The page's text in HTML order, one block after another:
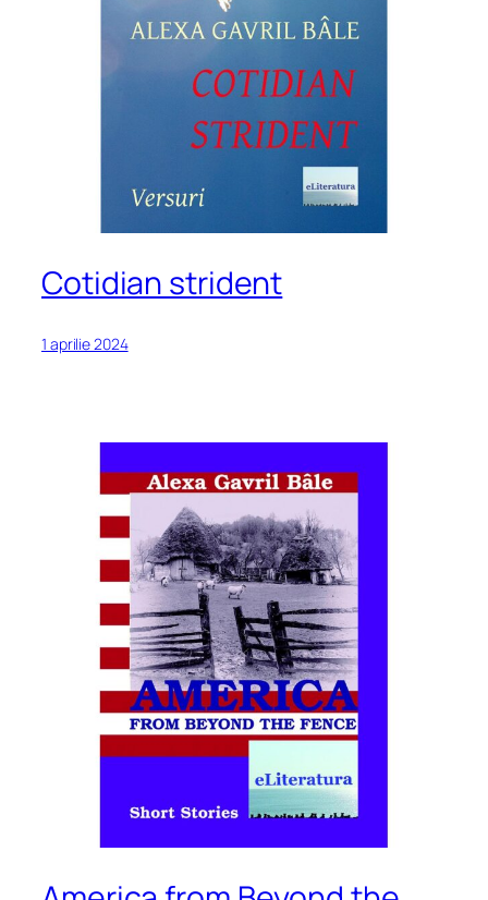
Cotidian strident
1 aprilie 2024